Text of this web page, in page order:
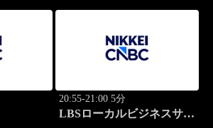
20:55-21:00 5分
LBSローカルビジネスサテ